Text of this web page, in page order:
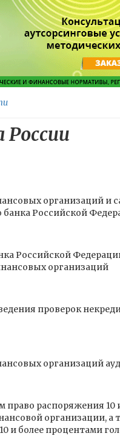
организаций
Российской
Российской
организаций
проверок
организаций
распоряжения
организации,
и более процентами